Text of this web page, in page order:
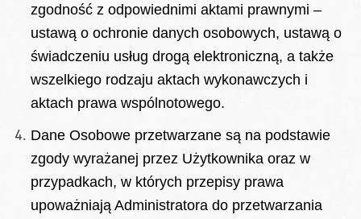
zgodność z odpowiednimi aktami prawnymi –
ustawą o ochronie danych osobowych, ustawą o
świadczeniu usług drogą elektroniczną, a także
wszelkiego rodzaju aktach wykonawczych i
aktach prawa wspólnotowego.
Dane Osobowe przetwarzane są na podstawie
zgody wyrażanej przez Użytkownika oraz w
przypadkach, w których przepisy prawa
upoważniają Administratora do przetwarzania